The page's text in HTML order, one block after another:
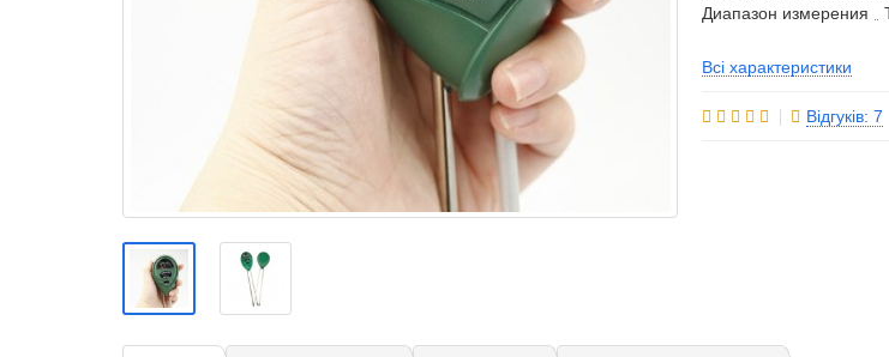
Диапазон измерения
Всі характеристики
Відгуків: 7